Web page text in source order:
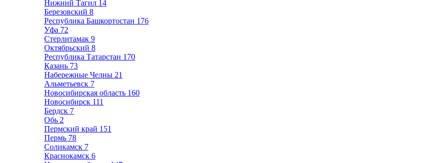
Нижний Тагил 14
Березовский 8
Республика Башкортостан 176
Уфа 72
Стерлитамак 9
Октябрьский 8
Республика Татарстан 170
Казань 73
Набережные Челны 21
Альметьевск 7
Новосибирская область 160
Новосибирск 111
Бердск 7
Обь 2
Пермский край 151
Пермь 78
Соликамск 7
Краснокамск 6